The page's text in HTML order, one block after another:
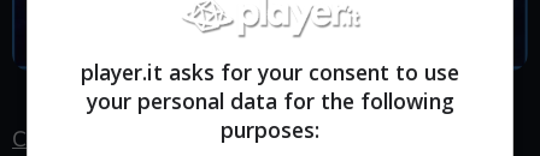
Alcuni dei cambiamenti che colpiranno anche i mercenari.
Cosa cambierà
: i mercenari avranno più peso nella
player.it asks for your consent to use
your personal data for the following
purposes: